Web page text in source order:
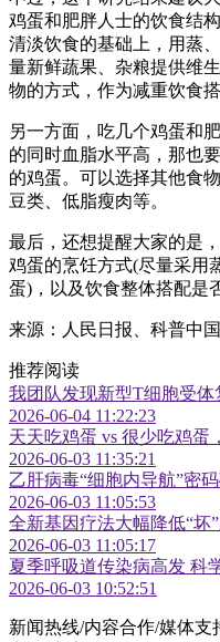
鸡蛋和肥胖人士的饮食结
清淡饮食的基础上，用蒸
量新鲜蔬果、杂粮提供维
物的方式，作为减重饮食
另一方面，吃几个鸡蛋和
的同时血脂水平高，那也
的鸡蛋。可以选择其他食
豆类、低脂瘦肉等。
最后，还想提醒大家的是
鸡蛋的烹饪方式(尽量采用
蛋)，以及饮食整体搭配是
来源：人民日报、科普中国
推荐阅读
我团队发现新型T细胞受体
2026-06-04 11:22:23
天天吃鸡蛋 vs 很少吃鸡蛋
2026-06-03 11:35:21
乙肝病毒“细胞内导航”密
2026-06-03 11:05:53
全新基因疗法大幅降低“坏
2026-06-03 11:05:17
夏季呼吸道传染病高发 科
2026-06-03 10:52:51
新闻热线/内容合作/媒体支